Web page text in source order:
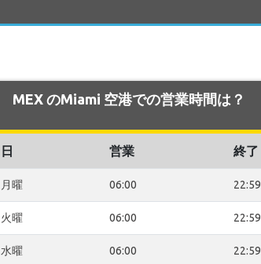
MEX のMiami 空港での営業時間は？
日 営業 終了
月曜 06:00 22:59
火曜 06:00 22:59
水曜 06:00 22:59